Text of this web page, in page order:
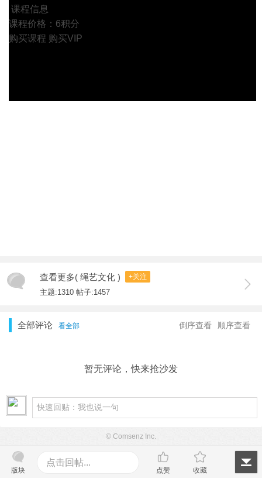
课程信息
课程价格：6积分
购买课程 购买VIP
查看更多( 绳艺文化 ) +关注
主题:1310 帖子:1457
全部评论 看全部 顺序查看
倒序查看
暂无评论，快来抢沙发
版块
点击回帖...
点赞 收藏
© Comsenz Inc.